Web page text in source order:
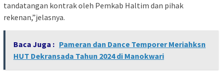
tandatangan kontrak oleh Pemkab Haltim dan pihak
rekenan,”jelasnya.
Baca Juga : Pameran dan Dance Temporer Meriahksn
HUT Dekransada Tahun 2024 di Manokwari